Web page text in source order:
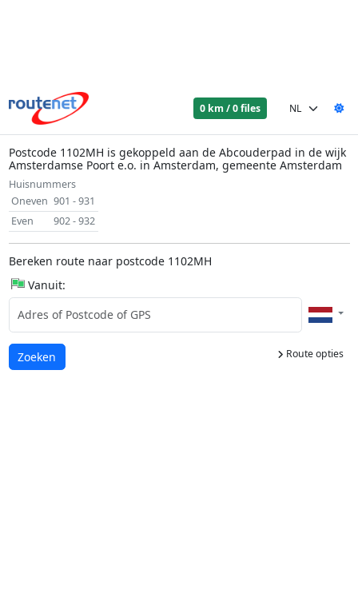
0 km / 0 files
Postcode 1102MH is gekoppeld aan de Abcouderpad in de wijk
Amsterdamse Poort e.o. in Amsterdam, gemeente Amsterdam
Huisnummers
Oneven 901 - 931
Even
902 - 932
Bereken route naar postcode 1102MH
Vanuit:
Route opties
Laden...
Zoeken